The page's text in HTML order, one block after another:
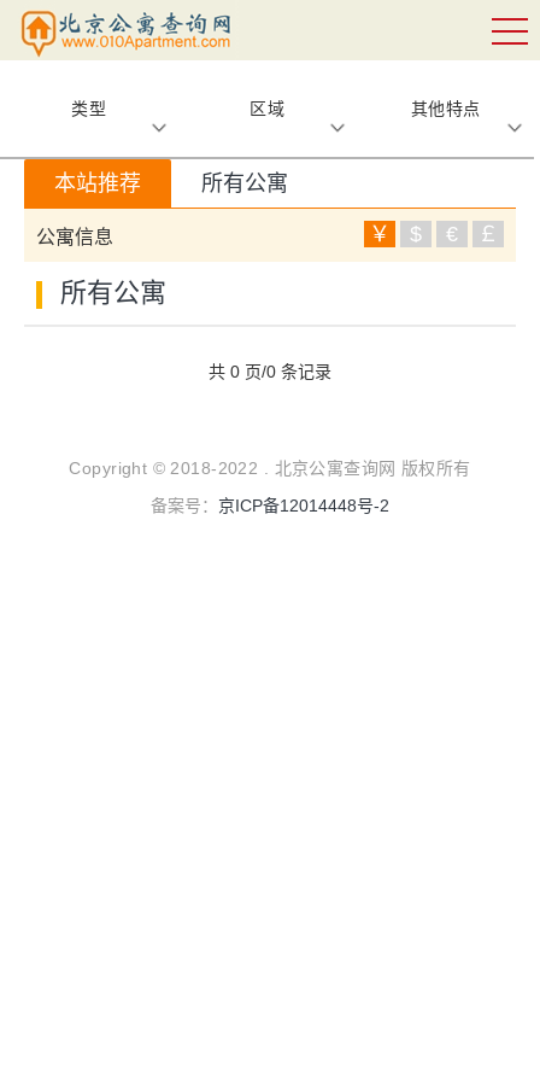
类型 区域 其他特点
本站推荐 所有公寓
公寓信息 ￥ $ € ￡
所有公寓
共 0 页/0 条记录
Copyright © 2018-2022 . 北京公寓查询网 版权所有
备案号： 京ICP备12014448号-2